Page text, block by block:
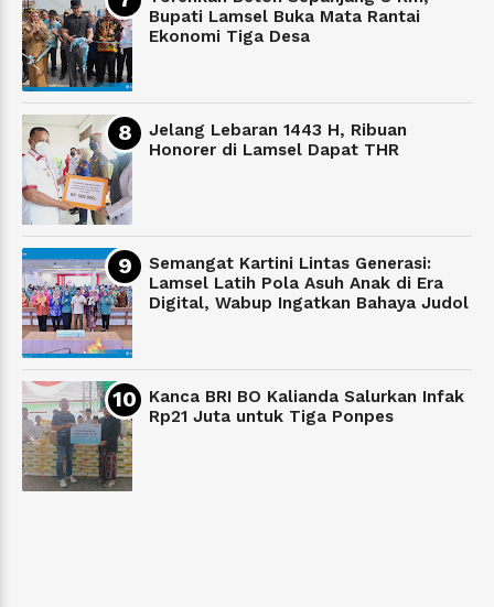
Bupati Lamsel Buka Mata Rantai
Ekonomi Tiga Desa
Jelang Lebaran 1443 H, Ribuan
Honorer di Lamsel Dapat THR
Semangat Kartini Lintas Generasi:
Lamsel Latih Pola Asuh Anak di Era
Digital, Wabup Ingatkan Bahaya Judol
Kanca BRI BO Kalianda Salurkan Infak
Rp21 Juta untuk Tiga Ponpes